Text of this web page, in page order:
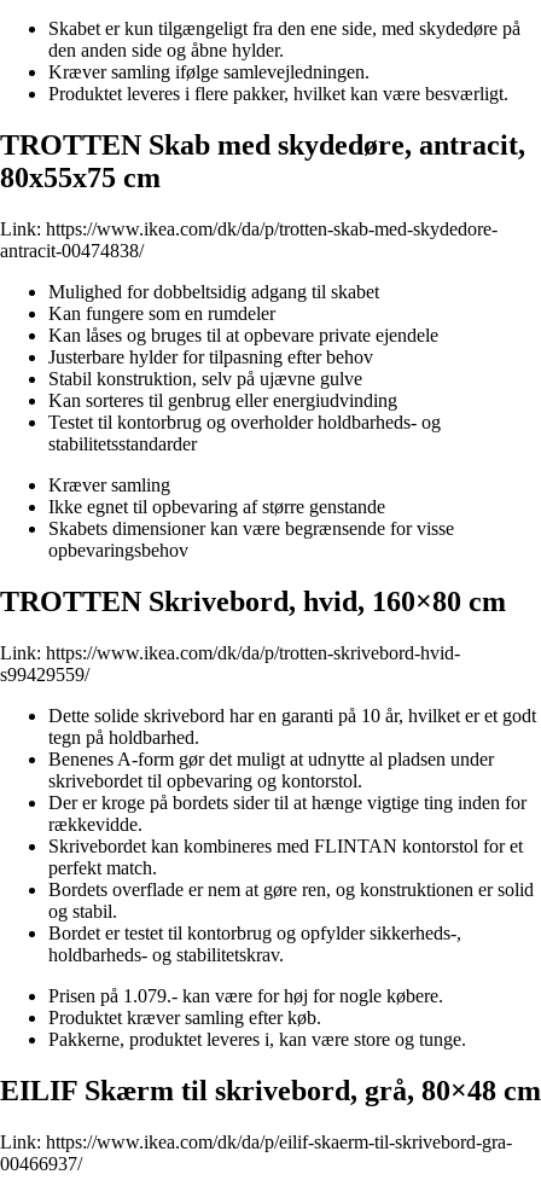
Skabet er kun tilgængeligt fra den ene side, med skydedøre på
den anden side og åbne hylder.
Kræver samling ifølge samlevejledningen.
Produktet leveres i flere pakker, hvilket kan være besværligt.
TROTTEN Skab med skydedøre, antracit,
80x55x75 cm
Link: https://www.ikea.com/dk/da/p/trotten-skab-med-skydedore-
antracit-00474838/
Mulighed for dobbeltsidig adgang til skabet
Kan fungere som en rumdeler
Kan låses og bruges til at opbevare private ejendele
Justerbare hylder for tilpasning efter behov
Stabil konstruktion, selv på ujævne gulve
Kan sorteres til genbrug eller energiudvinding
Testet til kontorbrug og overholder holdbarheds- og
stabilitetsstandarder
Kræver samling
Ikke egnet til opbevaring af større genstande
Skabets dimensioner kan være begrænsende for visse
opbevaringsbehov
TROTTEN Skrivebord, hvid, 160×80 cm
Link: https://www.ikea.com/dk/da/p/trotten-skrivebord-hvid-
s99429559/
Dette solide skrivebord har en garanti på 10 år, hvilket er et godt
tegn på holdbarhed.
Benenes A-form gør det muligt at udnytte al pladsen under
skrivebordet til opbevaring og kontorstol.
Der er kroge på bordets sider til at hænge vigtige ting inden for
rækkevidde.
Skrivebordet kan kombineres med FLINTAN kontorstol for et
perfekt match.
Bordets overflade er nem at gøre ren, og konstruktionen er solid
og stabil.
Bordet er testet til kontorbrug og opfylder sikkerheds-,
holdbarheds- og stabilitetskrav.
Prisen på 1.079.- kan være for høj for nogle købere.
Produktet kræver samling efter køb.
Pakkerne, produktet leveres i, kan være store og tunge.
EILIF Skærm til skrivebord, grå, 80×48 cm
Link: https://www.ikea.com/dk/da/p/eilif-skaerm-til-skrivebord-gra-
00466937/